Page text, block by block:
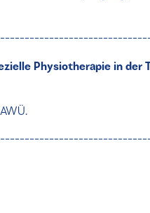
Physiotherapie in der